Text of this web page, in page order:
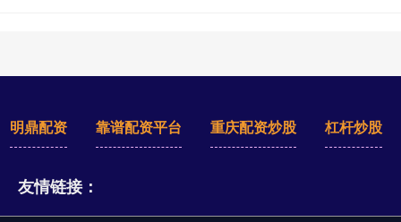
明鼎配资 靠谱配资平台 重庆配资炒股 杠杆炒股
友情链接：